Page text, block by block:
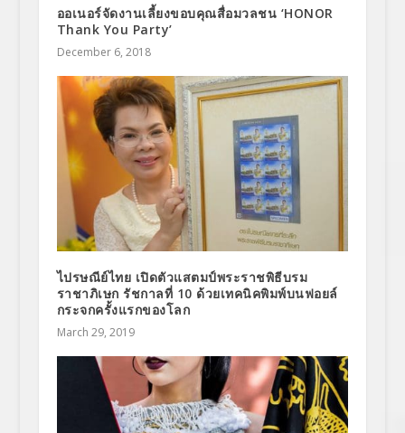
ออเนอร์จัดงานเลี้ยงขอบคุณสื่อมวลชน ‘HONOR
Thank You Party’
December 6, 2018
ไปรษณีย์ไทย เปิดตัวแสตมป์พระราชพิธีบรม
ราชาภิเษก รัชกาลที่ 10 ด้วยเทคนิคพิมพ์บนฟอยล์
กระจกครั้งแรกของโลก
March 29, 2019